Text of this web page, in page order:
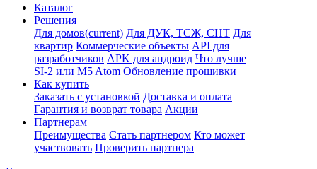
Каталог
Решения
Для домов(current) Для ДУК, ТСЖ, СНТ Для
квартир Коммерческие объекты API для
разработчиков APK для андроид Что лучше
SI-2 или M5 Atom Обновление прошивки
Как купить
Заказать с установкой Доставка и оплата
Гарантия и возврат товара Акции
Партнерам
Преимущества Стать партнером Кто может
участвовать Проверить партнера